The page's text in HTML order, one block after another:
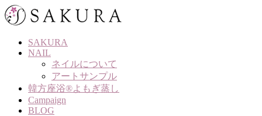
Skip
to
SAKURA
NAIL
ネイルについて
アートサンプル
韓方座浴®よもぎ蒸し
Campaign
BLOG